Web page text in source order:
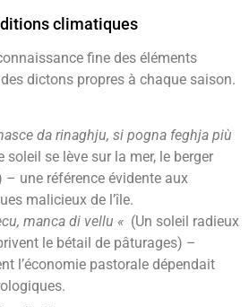
climatiques
fine des éléments
dictons propres à chaque saison.
da rinaghju, si pogna feghja più
soleil se lève sur la mer, le berger
– une référence évidente aux
malicieux de l’île.
manca di vellu « (Un soleil radieux
le bétail de pâturages) –
l’économie pastorale dépendait